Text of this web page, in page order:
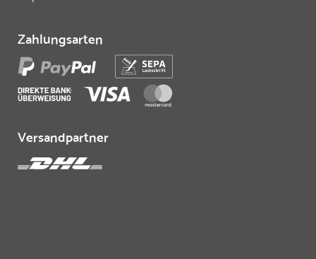
Zahlungsarten
Versandpartner